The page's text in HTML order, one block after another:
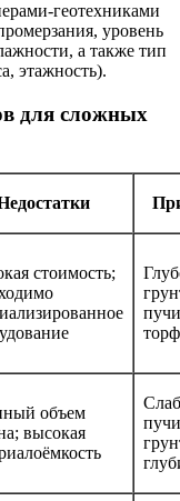
геотехниками
уровень
а также тип
этажность).
для сложных
стоимость;
объем
высокая